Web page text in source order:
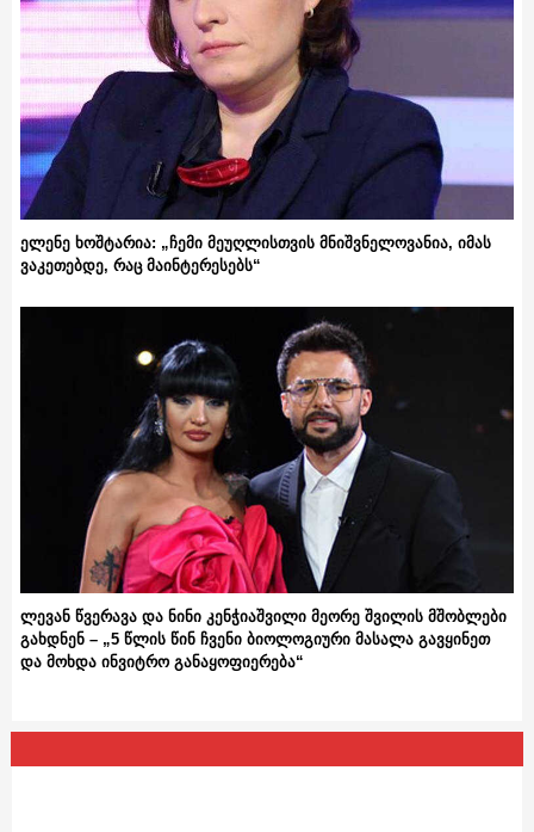
ელენე ხოშტარია: „ჩემი მეუღლისთვის მნიშვნელოვანია, იმას
ვაკეთებდე, რაც მაინტერესებს“
ლევან წვერავა და ნინი კენჭიაშვილი მეორე შვილის მშობლები
გახდნენ – „5 წლის წინ ჩვენი ბიოლოგიური მასალა გავყინეთ
და მოხდა ინვიტრო განაყოფიერება“